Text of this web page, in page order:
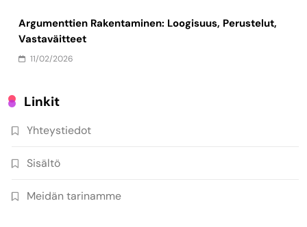
Argumenttien Rakentaminen: Loogisuus, Perustelut,
Vastaväitteet
11/02/2026
Linkit
Yhteystiedot
Sisältö
Meidän tarinamme